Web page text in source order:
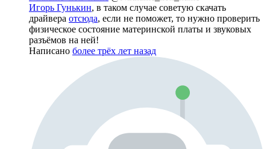
Игорь Гунькин, в таком случае советую скачать
драйвера отсюда, если не поможет, то нужно проверить
физическое состояние материнской платы и звуковых
разъёмов на ней!
Написано более трёх лет назад